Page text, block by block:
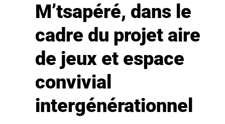
M’tsapéré, dans le
cadre du projet aire
de jeux et espace
convivial
intergénérationnel